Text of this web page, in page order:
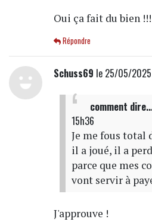
Oui ça fait du bien !!!
Répondre
Schuss69 le 25/05/
comment
15h36
Je me fous total
il a joué, il a
parce que mes
vont servir à
J'approuve !